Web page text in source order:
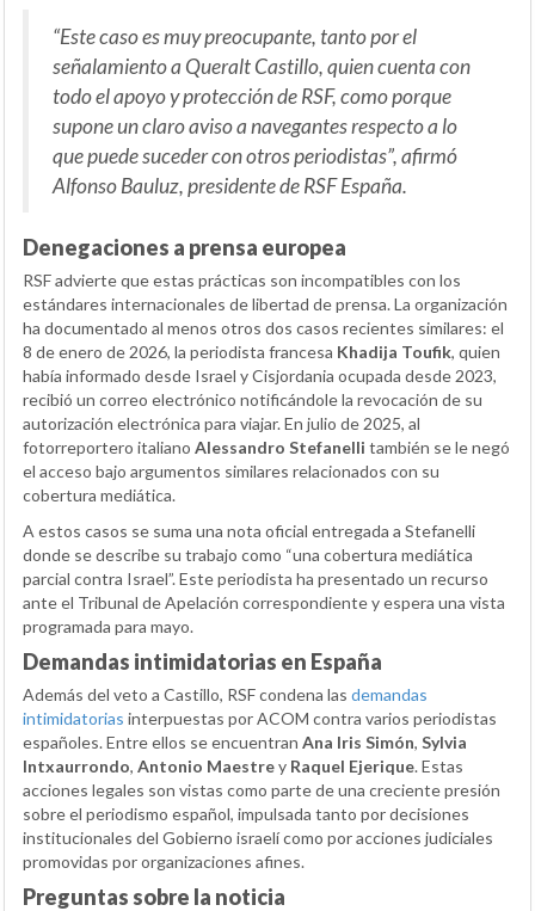
“Este caso es muy preocupante, tanto por el
señalamiento a Queralt Castillo, quien cuenta con
todo el apoyo y protección de RSF, como porque
supone un claro aviso a navegantes respecto a lo
que puede suceder con otros periodistas”, afirmó
Alfonso Bauluz, presidente de RSF España.
Denegaciones a prensa europea
RSF advierte que estas prácticas son incompatibles con los
estándares internacionales de libertad de prensa. La organización
ha documentado al menos otros dos casos recientes similares: el
8 de enero de 2026, la periodista francesa Khadija Toufik, quien
había informado desde Israel y Cisjordania ocupada desde 2023,
recibió un correo electrónico notificándole la revocación de su
autorización electrónica para viajar. En julio de 2025, al
fotorreportero italiano Alessandro Stefanelli también se le negó
el acceso bajo argumentos similares relacionados con su
cobertura mediática.
A estos casos se suma una nota oficial entregada a Stefanelli
donde se describe su trabajo como “una cobertura mediática
parcial contra Israel”. Este periodista ha presentado un recurso
ante el Tribunal de Apelación correspondiente y espera una vista
programada para mayo.
Demandas intimidatorias en España
Además del veto a Castillo, RSF condena las demandas
intimidatorias interpuestas por ACOM contra varios periodistas
españoles. Entre ellos se encuentran Ana Iris Simón, Sylvia
Intxaurrondo, Antonio Maestrey Raquel Ejerique. Estas
acciones legales son vistas como parte de una creciente presión
sobre el periodismo español, impulsada tanto por decisiones
institucionales del Gobierno israelí como por acciones judiciales
promovidas por organizaciones afines.
Preguntas sobre la noticia